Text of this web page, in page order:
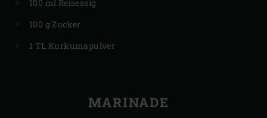
100 ml Reisessig
100 g Zucker
1 TL Kurkumapulver
MARINADE